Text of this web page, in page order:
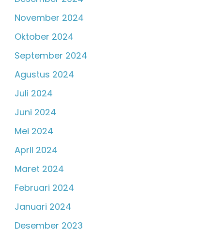
November 2024
Oktober 2024
September 2024
Agustus 2024
Juli 2024
Juni 2024
Mei 2024
April 2024
Maret 2024
Februari 2024
Januari 2024
Desember 2023